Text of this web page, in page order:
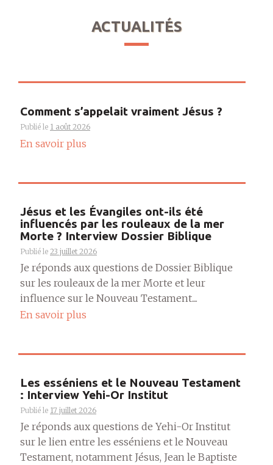
ACTUALITÉS
Comment s’appelait vraiment Jésus ?
Publié le 1 août 2026
En savoir plus
Jésus et les Évangiles ont-ils été
influencés par les rouleaux de la mer
Morte ? Interview Dossier Biblique
Publié le 23 juillet 2026
Je réponds aux questions de Dossier Biblique
sur les rouleaux de la mer Morte et leur
influence sur le Nouveau Testament....
En savoir plus
Les esséniens et le Nouveau Testament
: Interview Yehi-Or Institut
Publié le 17 juillet 2026
Je réponds aux questions de Yehi-Or Institut
sur le lien entre les esséniens et le Nouveau
Testament, notamment Jésus, Jean le Baptiste